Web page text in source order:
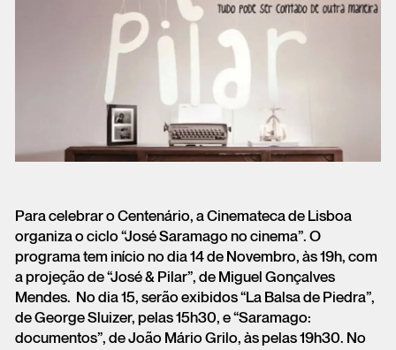
Para celebrar o Centenário, a Cinemateca de Lisboa
organiza o ciclo “José Saramago no cinema”. O
programa tem início no dia 14 de Novembro, às 19h, com
a projeção de “José & Pilar”, de Miguel Gonçalves
Mendes. No dia 15, serão exibidos “La Balsa de Piedra”,
de George Sluizer, pelas 15h30, e “Saramago:
documentos”, de João Mário Grilo, às pelas 19h30. No